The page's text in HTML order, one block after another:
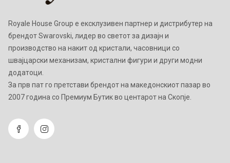
Royale House Group е ексклузивен партнер и дистрибутер на
брендот Swarovski, лидер во светот за дизајн и
производство на накит од кристали, часовници со
швајцарски механизам, кристални фигури и други модни
додатоци.
Зa прв пат го претстави брендот на македонскиот пазар во
2007 година со Премиум Бутик во центарот на Скопје.